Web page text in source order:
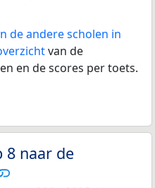
de andere scholen in
van de
en de scores per toets.
8 naar de